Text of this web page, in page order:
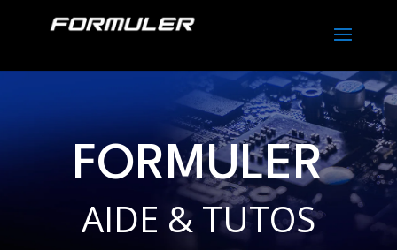
FORMULER
AIDE & TUTOS